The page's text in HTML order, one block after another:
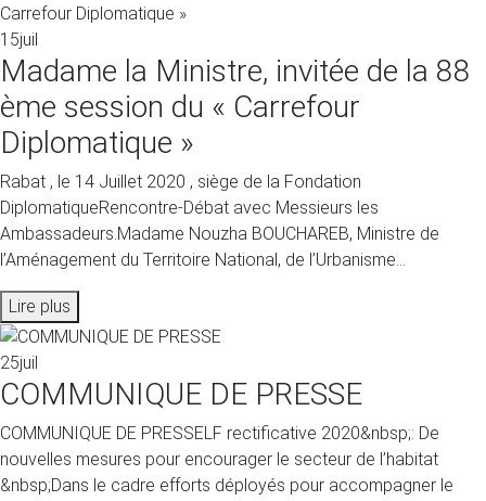
15juil
Madame la Ministre, invitée de la 88
ème session du « Carrefour
Diplomatique »
Rabat , le 14 Juillet 2020 , siège de la Fondation
DiplomatiqueRencontre-Débat avec Messieurs les
Ambassadeurs.Madame Nouzha BOUCHAREB, Ministre de
l’Aménagement du Territoire National, de l’Urbanisme...
Lire plus
25juil
COMMUNIQUE DE PRESSE
COMMUNIQUE DE PRESSELF rectificative 2020&nbsp;: De
nouvelles mesures pour encourager le secteur de l’habitat
&nbsp;Dans le cadre efforts déployés pour accompagner le